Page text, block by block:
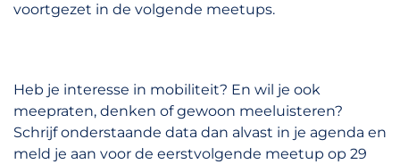
voortgezet in de volgende meetups.
Heb je interesse in mobiliteit? En wil je ook
meepraten, denken of gewoon meeluisteren?
Schrijf onderstaande data dan alvast in je agenda en
meld je aan voor de eerstvolgende meetup op 29